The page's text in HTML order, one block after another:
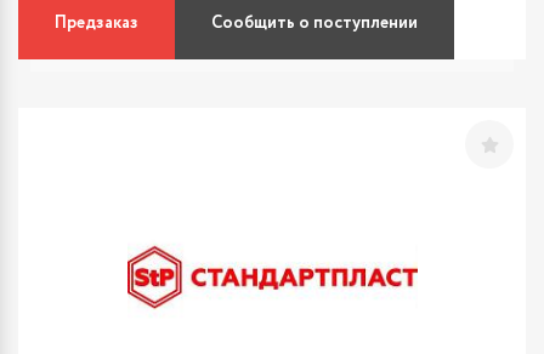
Предзаказ Сообщить о поступлении